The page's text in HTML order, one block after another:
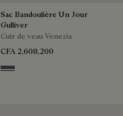
Sac Bandoulière Un Jour
Gulliver
Cuir de veau Venezia
CFA 2,608,200
Light Aluminio